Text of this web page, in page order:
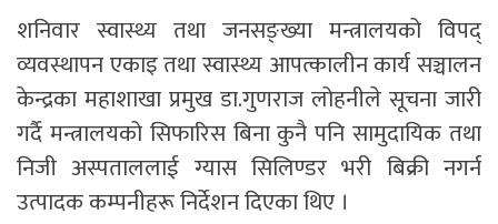
शनिवार स्वास्थ्य तथा जनसङ्ख्या मन्त्रालयको विपद्
व्यवस्थापन एकाइ तथा स्वास्थ्य आपत्कालीन कार्य सञ्चालन
केन्द्रका महाशाखा प्रमुख डा.गुणराज लोहनीले सूचना जारी
गर्दै मन्त्रालयको सिफारिस बिना कुनै पनि सामुदायिक तथा
निजी अस्पताललाई ग्यास सिलिण्डर भरी बिक्री नगर्न
उत्पादक कम्पनीहरू निर्देशन दिएका थिए ।